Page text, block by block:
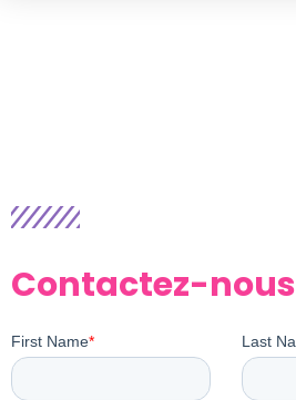
Contactez-nous